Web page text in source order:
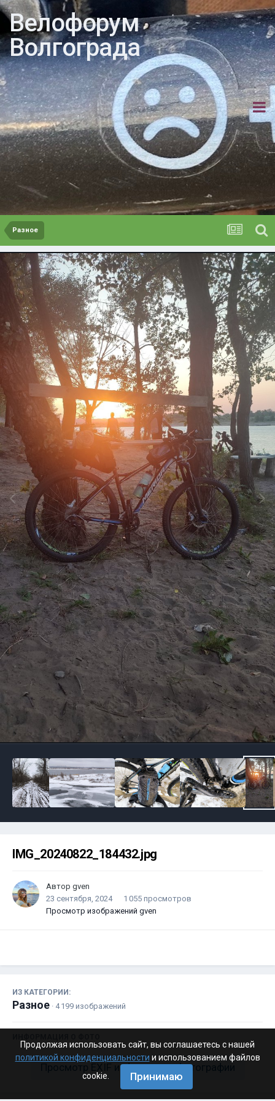
Велофорум
Волгограда
Разное
IMG_20240822_184432.jpg
Автор gven
23 сентября, 2024
1 055 просмотров
Просмотр изображений gven
ИЗ КАТЕГОРИИ:
Разное · 4 199 изображений
Просмотр EXIF информации фотографии
Продолжая использовать сайт, вы соглашаетесь с нашей
политикой конфиденциальности и использованием файлов
cookie.
Принимаю